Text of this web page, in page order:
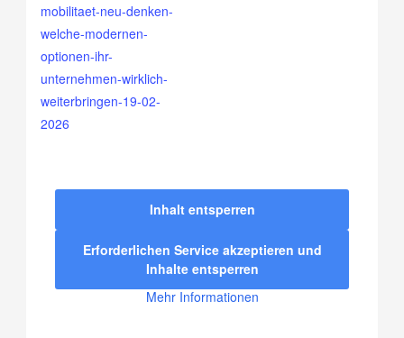
mobilitaet-neu-denken-
welche-modernen-
optionen-ihr-
unternehmen-wirklich-
weiterbringen-19-02-
2026
Inhalt entsperren
Erforderlichen Service akzeptieren und
Inhalte entsperren
Mehr Informationen